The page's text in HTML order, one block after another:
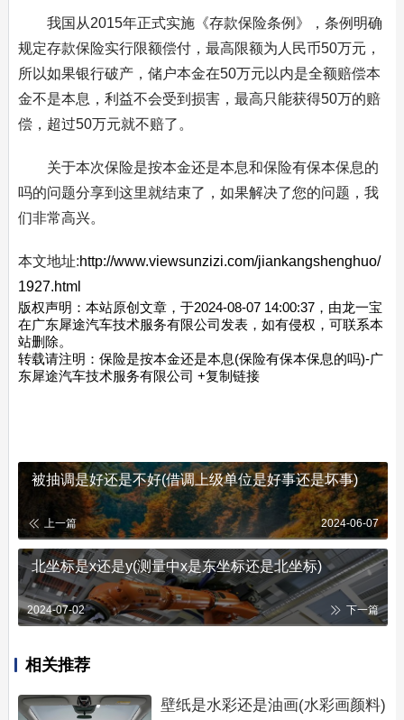
我国从2015年正式实施《存款保险条例》，条例明确
规定存款保险实行限额偿付，最高限额为人民币50万元，
所以如果银行破产，储户本金在50万元以内是全额赔偿本
金不是本息，利益不会受到损害，最高只能获得50万的赔
偿，超过50万元就不赔了。
关于本次保险是按本金还是本息和保险有保本保息的
吗的问题分享到这里就结束了，如果解决了您的问题，我
们非常高兴。
本文地址:http://www.viewsunzizi.com/jiankangshenghuo/
1927.html
版权声明：本站原创文章，于2024-08-07 14:00:37，由龙一宝
在广东犀途汽车技术服务有限公司发表，如有侵权，可联系本
站删除。
转载请注明： 保险是按本金还是本息(保险有保本保息的吗)-广
东犀途汽车技术服务有限公司 +复制链接
被抽调是好还是不好(借调上级单位是好事还是坏事)
上一篇 2024-06-07
北坐标是x还是y(测量中x是东坐标还是北坐标)
2024-07-02 下一篇
相关推荐
壁纸是水彩还是油画(水彩画颜料)